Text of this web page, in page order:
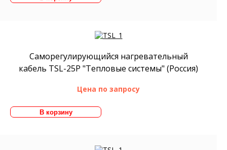
Саморегулирующийся нагревательный
кабель TSL-25P "Тепловые системы" (Россия)
Цена по запросу